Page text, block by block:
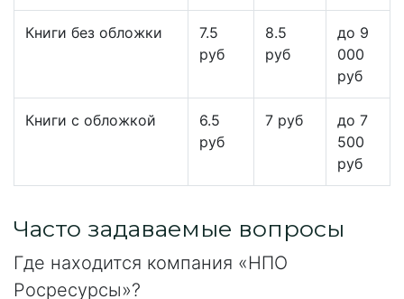
Книги без обложки
7.5
руб
8.5
руб
до 9
000
руб
Книги с обложкой
6.5
руб
7 руб
до 7
500
руб
Часто задаваемые вопросы
Где находится компания «НПО
Росресурсы»?